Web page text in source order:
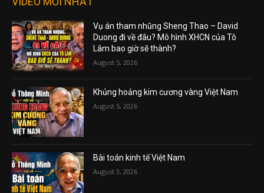
Vụ án tham nhũng Sheng Thao – David
Duong đi về đâu? Mô hình XHCN của Tô
Lâm bao giờ sẽ thành?
August 5, 2026
Khủng hoảng kim cương vàng Việt Nam
August 5, 2026
Bài toán kinh tế Việt Nam
August 3, 2026